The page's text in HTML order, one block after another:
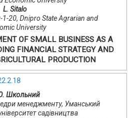
L. Sitalo
1-20, Dnipro State Agrarian and
University
OF SMALL BUSINESS AS A
FINANCIAL STRATEGY AND
PRODUCTION
Школьний
менеджменту, Уманський
садівництва